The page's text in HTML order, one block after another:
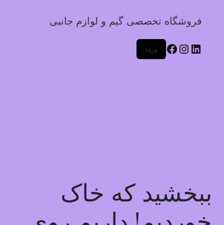
فروشگاه تخصصی گیم و لوازم جانبی
ورود
ببخشید که خاک